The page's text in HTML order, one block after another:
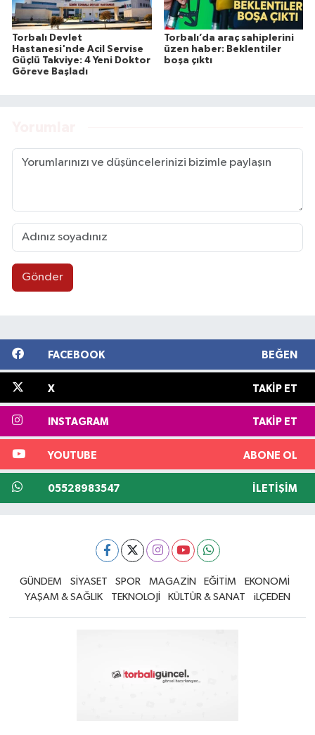
Torbalı Devlet
Hastanesi'nde Acil Servise
Güçlü Takviye: 4 Yeni Doktor
Göreve Başladı
Torbalı’da araç sahiplerini
üzen haber: Beklentiler
boşa çıktı
Gönder
FACEBOOK BEĞEN
X TAKIP ET
INSTAGRAM TAKIP ET
YOUTUBE ABONE OL
05528983547 İLETIŞIM
GÜNDEM SİYASET SPOR MAGAZİN EĞİTİM
EKONOMİ
YAŞAM & SAĞLIK
TEKNOLOJİ KÜLTÜR & SANAT iLÇEDEN